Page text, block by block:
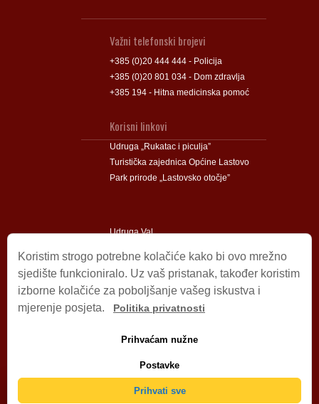
Važni telefonski brojevi
+385 (0)20 444 444 - Policija
+385 (0)20 801 034 - Dom zdravlja
+385 194 - Hitna medicinska pomoć
Korisni linkovi
Udruga „Rukatac i piculja”
Turistička zajednica Općine Lastovo
Park prirode „Lastovsko otočje”
Udruga Val
Impressum
© 2009 – 2026 Općina Lastovo.
Izjava o privatnosti
Izjava o pristupačnosti.
Koristim strogo potrebne kolačiće kako bi ovo mrežno
sjedište funkcioniralo. Uz vaš pristanak, također koristim
izborne kolačiće za poboljšanje vašeg iskustva i
mjerenje posjeta.
Politika privatnosti
Prihvaćam nužne
Postavke
Prihvati sve